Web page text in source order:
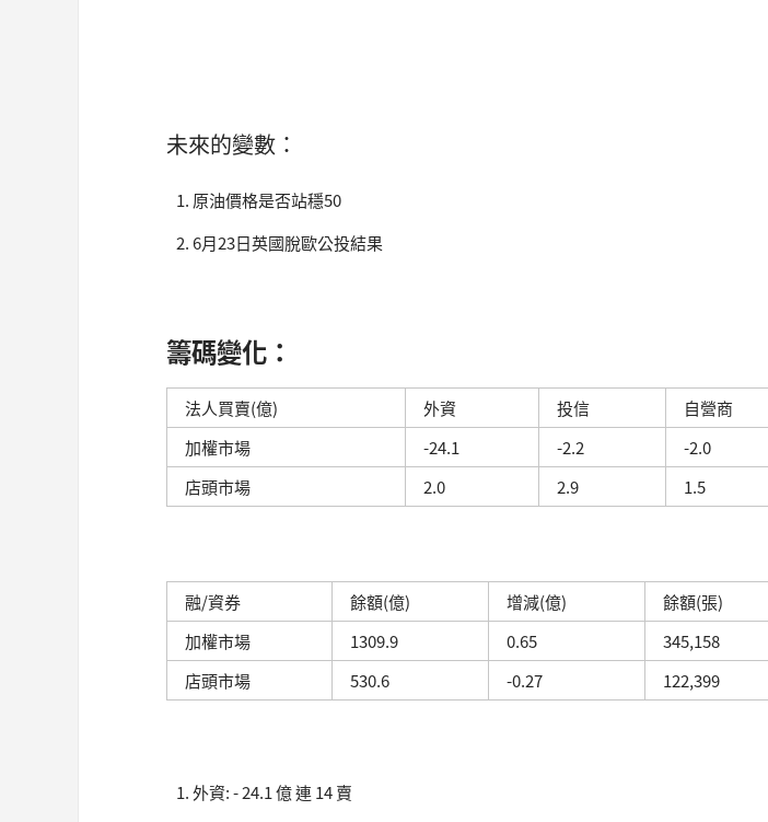
未來的變數：
原油價格是否站穩50
6月23日英國脫歐公投結果
籌碼變化：
法人買賣(億) 外資 投信 自營商
加權市場
-24.1 -2.2 -2.0
店頭市場
2.0 2.9 1.5
融/資券 餘額(億) 增減(億) 餘額(張)
加權市場
1309.9 0.65 345,158
店頭市場
530.6 -0.27 122,399
外資: - 24.1 億 連 14 賣